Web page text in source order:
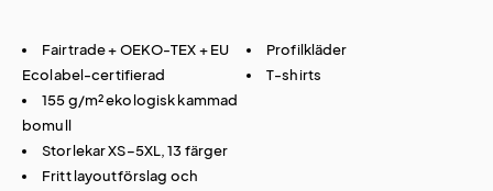
Fairtrade + OEKO-TEX + EU
Ecolabel-certifierad
155 g/m² ekologisk kammad
bomull
Storlekar XS–5XL, 13 färger
Fritt layoutförslag och
Profilkläder
T-shirts